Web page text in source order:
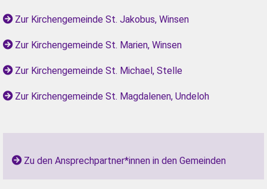
Zur Kirchengemeinde St. Jakobus, Winsen
Zur Kirchengemeinde St. Marien, Winsen
Zur Kirchengemeinde St. Michael, Stelle
Zur Kirchengemeinde St. Magdalenen, Undeloh
Zu den Ansprechpartner*innen in den Gemeinden